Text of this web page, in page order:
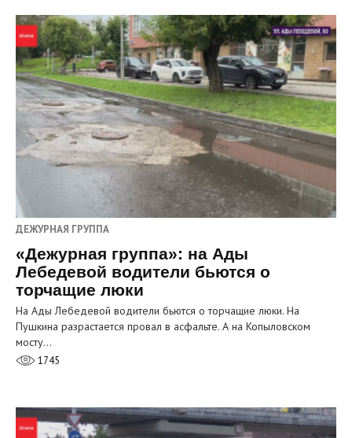
ДЕЖУРНАЯ ГРУППА
«Дежурная группа»: на Ады
Лебедевой водители бьются о
торчащие люки
На Ады Лебедевой водители бьются о торчащие люки. На
Пушкина разрастается провал в асфальте. А на Копыловском
мосту…
1745